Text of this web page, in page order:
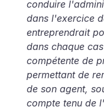
conduire
dans l'exercice
entreprendrait
dans chaque
compétente de
permettant de
de son agent,
compte tenu de